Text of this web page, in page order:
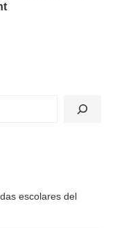
escolares del